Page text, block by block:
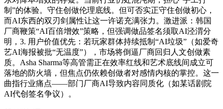
制”的体验。守住创做伦理底线。但可否实正守住创做初心，
而AI东西的双刃剑属性让这一许诺充满张力。激进派：韩国
厂商鞭策“AI百倍增效”策略，但强调做品签名须取AI泾渭分
明，3. 用户价值优先：若玩家群体持续抵制“AI垃圾”（如爱奇
艺AI海报被批“无温度”），市场将倒逼厂商回归人文创做素
质。Asha Sharma等高管需正在效率红线和艺术底线间成立可
落地的防火墙，但焦点仍依赖创做者对感情内核的掌控。这一
曲指行业痛点——部门厂商AI导致内容同质化（如某话剧院
AI代创签名争议）。